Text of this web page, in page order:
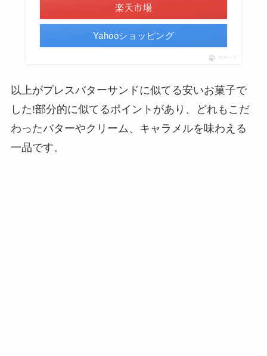
楽天市場
Yahooショッピング
ポチップ
以上がプレスバターサンドに似てる安いお菓子で
した!部分的に似てるポイントがあり、どれもこだ
わったバターやクリーム、キャラメルを味わえる
一品です。